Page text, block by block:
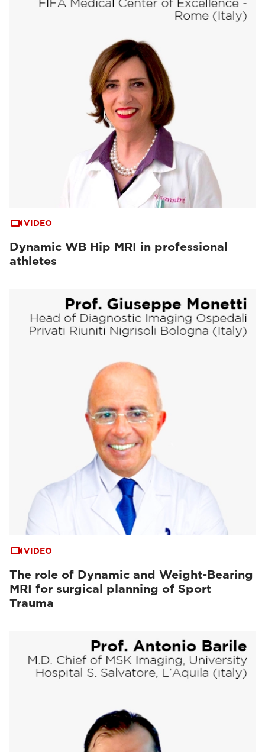
VIDEO
Dynamic WB Hip MRI in professional
athletes
VIDEO
The role of Dynamic and Weight-Bearing
MRI for surgical planning of Sport
Trauma